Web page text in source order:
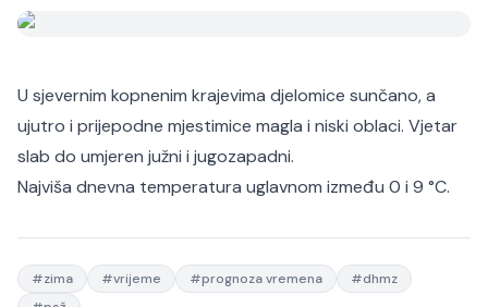
U sjevernim kopnenim krajevima djelomice sunčano, a
ujutro i prijepodne mjestimice magla i niski oblaci. Vjetar
slab do umjeren južni i jugozapadni.
Najviša dnevna temperatura uglavnom između 0 i 9 °C.
#zima #vrijeme #prognoza vremena #dhmz